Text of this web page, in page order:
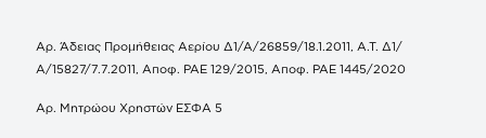
Αρ. Άδειας Προμήθειας Αερίου Δ1/Α/26859/18.1.2011, Α.Τ. Δ1/
Α/15827/7.7.2011, Αποφ. ΡΑΕ 129/2015, Αποφ. ΡΑΕ 1445/2020
Αρ. Μητρώου Χρηστών ΕΣΦΑ 5